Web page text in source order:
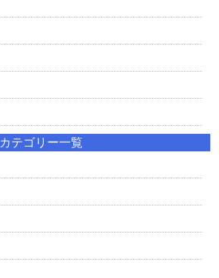
カテゴリー一覧